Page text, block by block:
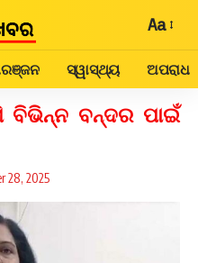
Aa
ସ୍ୱାସ୍ଥ୍ୟ ଅପରାଧ
ବିଭିନ୍ନ ବନ୍ଦର ପାଇଁ
28, 2025